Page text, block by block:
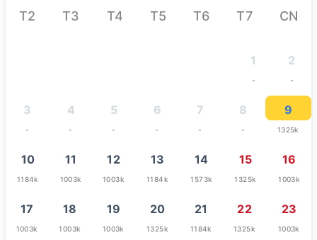
T2 T3 T4 T5 T6 T7 CN
1
-
2
-
3
-
4
-
5
-
6
-
7
-
8
-
9
1325k
10
1184k
11
1003k
12
1003k
13
1184k
14
1573k
15
1325k
16
1003k
17
1003k
18
1003k
19
1003k
20
1325k
21
1184k
22
1325k
23
1003k